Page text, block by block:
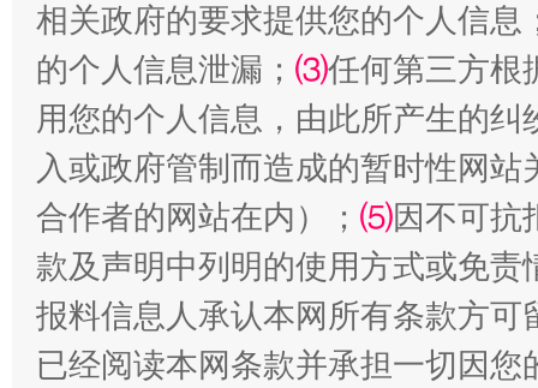
相关政府的要求提供您的个人信息
的个人信息泄漏； ⑶任何第三方根
用您的个人信息，由此所产生的纠
入或政府管制而造成的暂时性网
合作者的网站在内）； ⑸因不可抗
款及声明中列明的使用方式或免责
报料信息人承认本网所有条款方
已经阅读本网条款并承担一切因